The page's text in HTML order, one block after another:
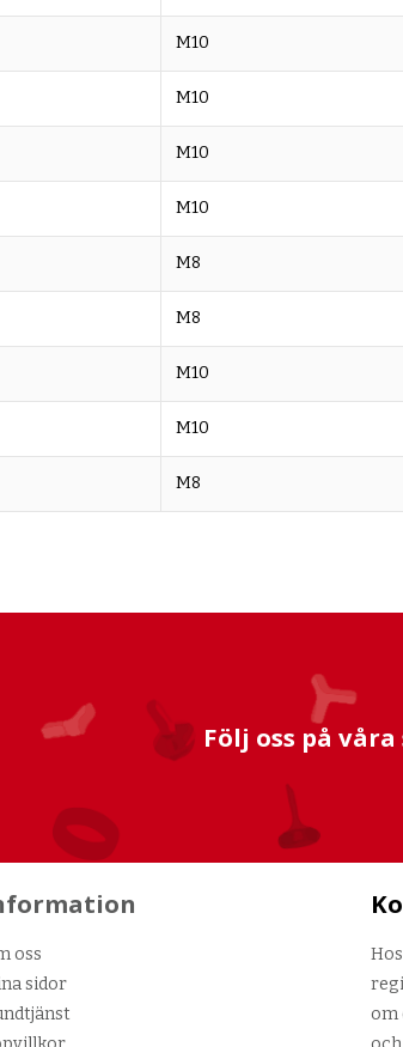
M10
M10
M10
M10
M8
M8
M10
M10
M8
Följ oss på
oss
sidor
om